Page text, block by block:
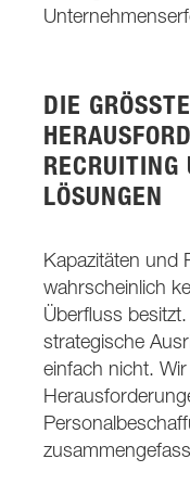
DIE
ECRUITING
ÖSUNGEN
Kapazitäten und
wahrscheinlich
Überfluss
strategische
einfach nicht.